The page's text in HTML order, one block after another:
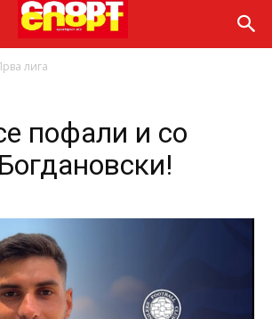
лига
пофали и со